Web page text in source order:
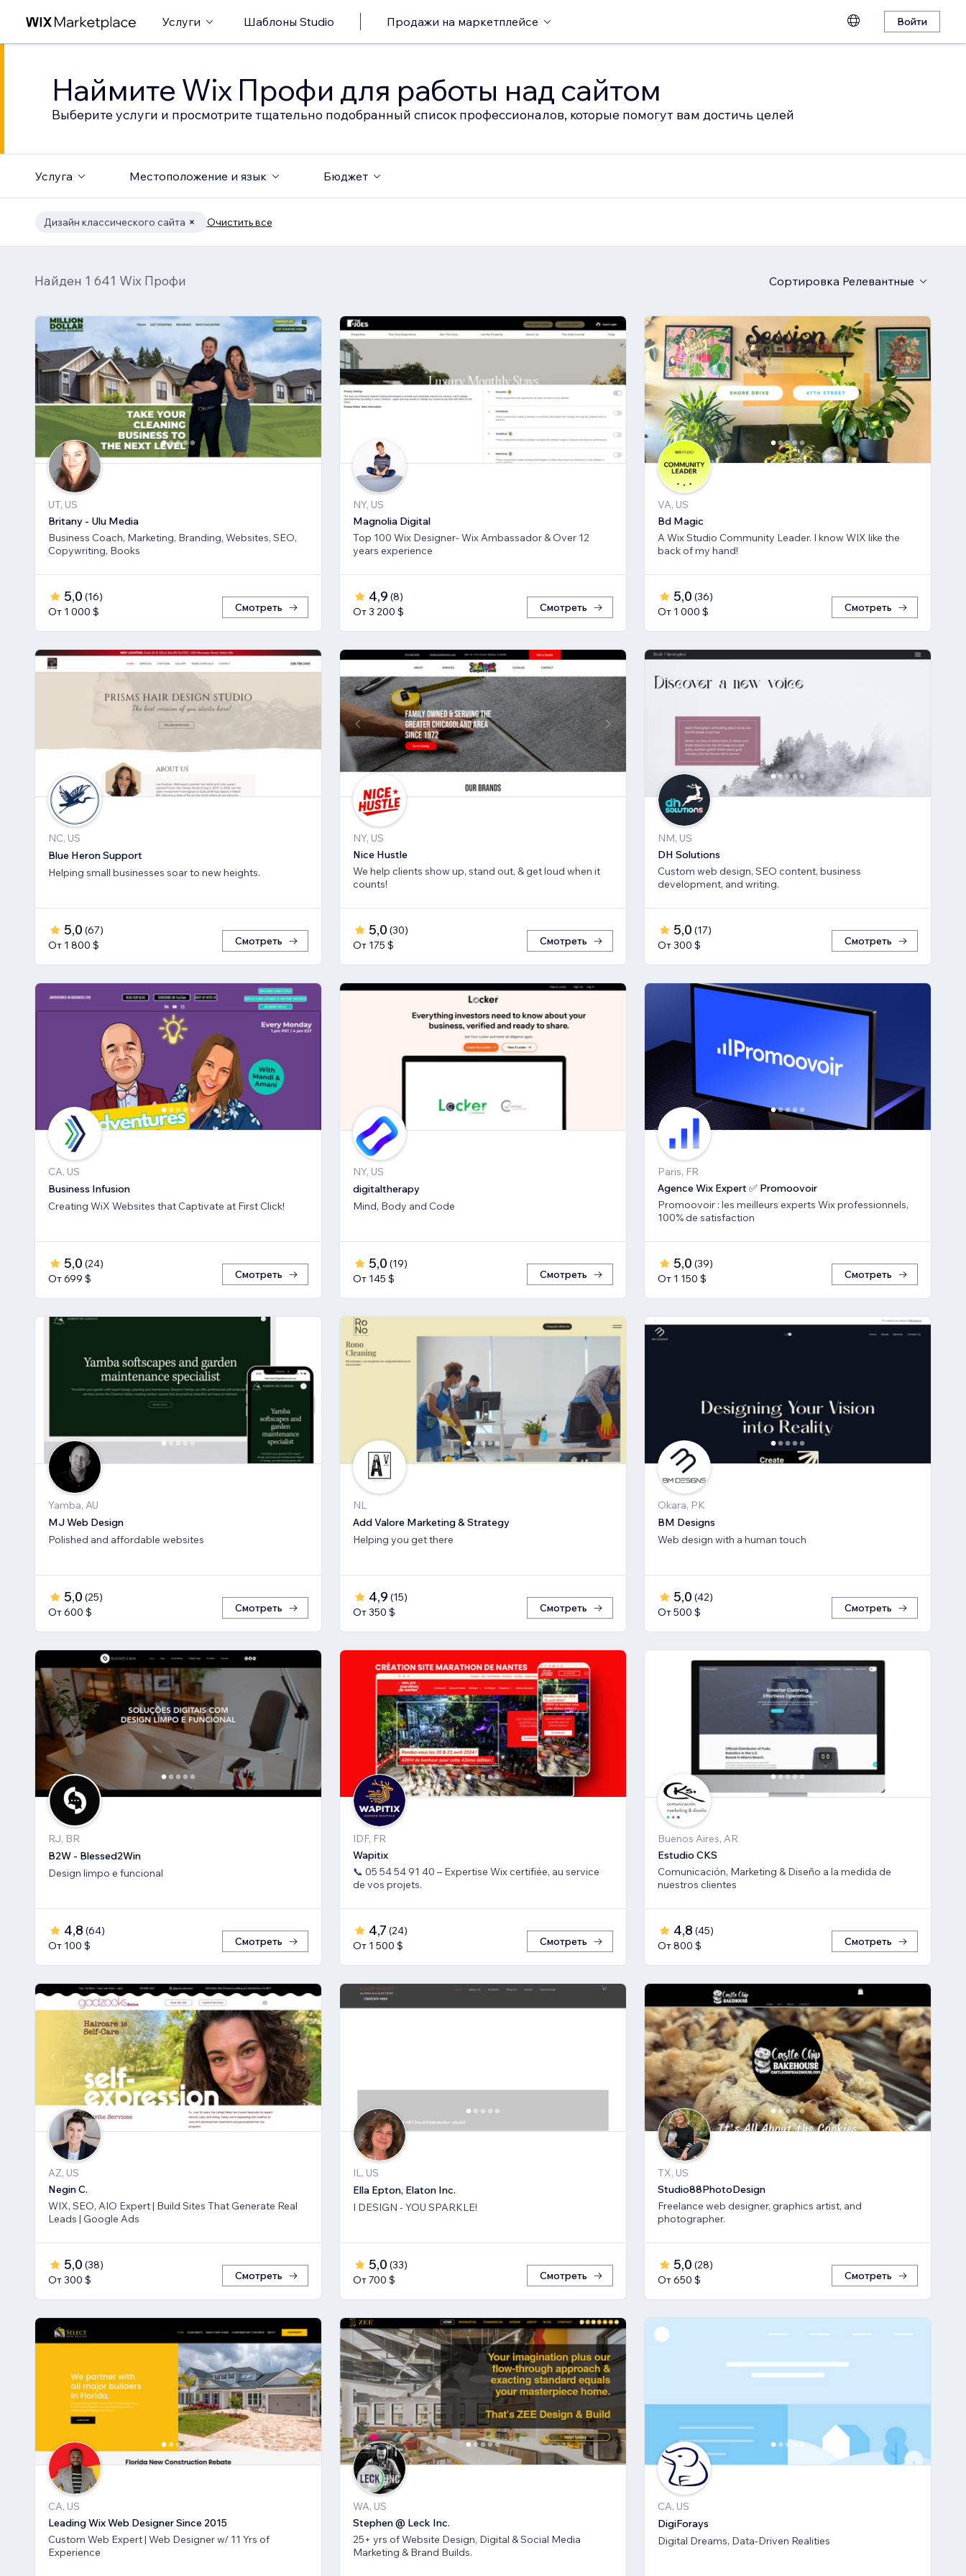
Услуги Шаблоны Studio Продажи на маркетплейсе Войти
Наймите Wix Профи для работы над сайтом
Выберите услуги и просмотрите тщательно подобранный список профессионалов, которые помогут вам достичь целей
Услуга Местоположение и язык Бюджет
Дизайн классического сайта Очистить все
Найден 1 641 Wix Профи Сортировка Релевантные
UT, US
Britany - Ulu Media
Business Coach, Marketing, Branding, Websites, SEO,
Copywriting, Books
5,0 (16)
От 1 000 $
Смотреть
NY, US
Magnolia Digital
Top 100 Wix Designer- Wix Ambassador & Over 12
years experience
4,9 (8)
От 3 200 $
Смотреть
VA, US
Bd Magic
A Wix Studio Community Leader. I know WIX like the
back of my hand!
5,0 (36)
От 1 000 $
Смотреть
NC, US
Blue Heron Support
Helping small businesses soar to new heights.
5,0 (67)
От 1 800 $
Смотреть
NY, US
Nice Hustle
We help clients show up, stand out, & get loud when it
counts!
5,0 (30)
От 175 $
Смотреть
NM, US
DH Solutions
Custom web design, SEO content, business
development, and writing.
5,0 (17)
От 300 $
Смотреть
CA, US
Business Infusion
Creating WiX Websites that Captivate at First Click!
5,0 (24)
От 699 $
Смотреть
NY, US
digitaltherapy
Mind, Body and Code
5,0 (19)
От 145 $
Смотреть
Paris, FR
Agence Wix Expert ✅ Promoovoir
Promoovoir : les meilleurs experts Wix professionnels,
100% de satisfaction
5,0 (39)
От 1 150 $
Смотреть
Yamba, AU
MJ Web Design
Polished and affordable websites
5,0 (25)
От 600 $
Смотреть
NL
Add Valore Marketing & Strategy
Helping you get there
4,9 (15)
От 350 $
Смотреть
Okara, PK
BM Designs
Web design with a human touch
5,0 (42)
От 500 $
Смотреть
RJ, BR
B2W - Blessed2Win
Design limpo e funcional
4,8 (64)
От 100 $
Смотреть
IDF, FR
Wapitix
📞 05 54 54 91 40 – Expertise Wix certifiée, au service
de vos projets.
4,7 (24)
От 1 500 $
Смотреть
Buenos Aires, AR
Estudio CKS
Comunicación, Marketing & Diseño a la medida de
nuestros clientes
4,8 (45)
От 800 $
Смотреть
AZ, US
Negin C.
WIX, SEO, AIO Expert | Build Sites That Generate Real
Leads | Google Ads
5,0 (38)
От 300 $
Смотреть
IL, US
Ella Epton, Elaton Inc.
I DESIGN - YOU SPARKLE!
5,0 (33)
От 700 $
Смотреть
TX, US
Studio88PhotoDesign
Freelance web designer, graphics artist, and
photographer.
5,0 (28)
От 650 $
Смотреть
CA, US
Leading Wix Web Designer Since 2015
Custom Web Expert | Web Designer w/ 11 Yrs of
Experience
WA, US
Stephen @ Leck Inc.
25+ yrs of Website Design, Digital & Social Media
Marketing & Brand Builds.
CA, US
DigiForays
Digital Dreams, Data-Driven Realities